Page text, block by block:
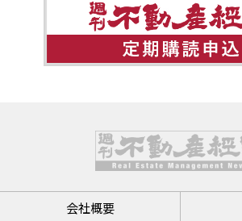
会社概要